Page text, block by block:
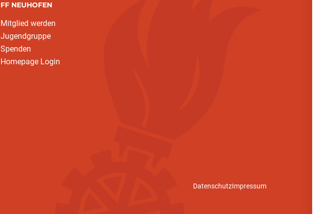
FF NEUHOFEN
Mitglied werden
Jugendgruppe
Spenden
Homepage Login
DatenschutzImpressum